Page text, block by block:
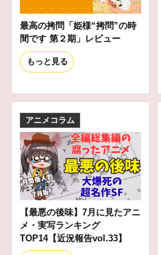
最高の拷問「姫様“拷問”の時
間です 第２期」レビュー
もっと見る
アニメコラム
【最悪の後味】7月に見たアニ
メ・実写ランキング
TOP14【近況報告vol.33】